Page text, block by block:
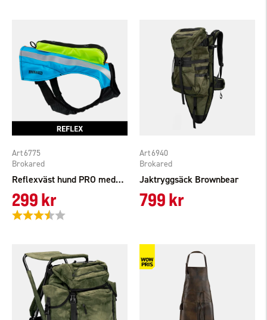
Reflexväst hund PRO med GPS ficka
Brokared
6775
299 kr
Betyg:
Jaktryggsäck Brownbear
Brokared
6940
799 kr